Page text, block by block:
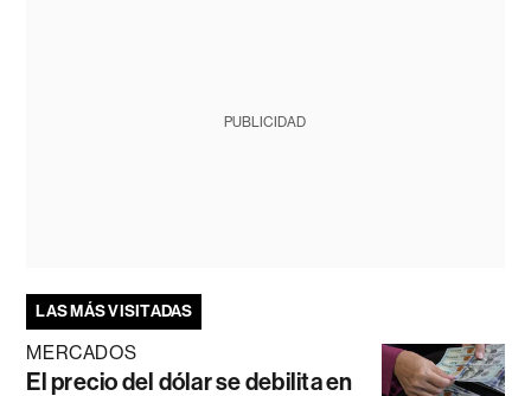
PUBLICIDAD
LAS MÁS VISITADAS
MERCADOS
El precio del dólar se debilita en